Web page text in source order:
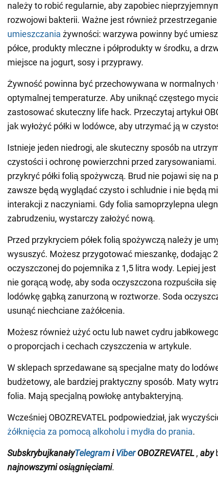
należy to robić regularnie, aby zapobiec
rozwojowi bakterii. Ważne jest również
umieszczania żywności: warzywa powinny być
półce, produkty mleczne i półprodukty w środku, a
miejsce na jogurt, sosy i przyprawy.
Żywność powinna być przechowywana w normalnych
optymalnej temperaturze. Aby uniknąć częstego
zastosować skuteczny life hack. Przeczytaj artykuł
jak wyłożyć półki w lodówce, aby utrzymać ją w
Istnieje jeden niedrogi, ale skuteczny sposób na
czystości i ochronę powierzchni przed
przykryć półki folią spożywczą. Brud nie pojawi się na
zawsze będą wyglądać czysto i schludnie i nie będą
interakcji z naczyniami. Gdy folia samoprzylepna
zabrudzeniu, wystarczy założyć nową.
Przed przykryciem półek folią spożywczą należy je
wysuszyć. Możesz przygotować mieszankę, dodając 2
oczyszczonej do pojemnika z 1,5 litra wody. Lepiej jest
nie gorącą wodę, aby soda oczyszczona rozpuściła
lodówkę gąbką zanurzoną w roztworze. Soda
usunąć niechciane zażółcenia.
Możesz również użyć octu lub nawet cydru
o proporcjach i cechach czyszczenia w artykule.
W sklepach sprzedawane są specjalne maty do
budżetowy, ale bardziej praktyczny sposób. Maty
folia. Mają specjalną powłokę antybakteryjną.
Wcześniej OBOZREVATEL podpowiedział, jak
żółknięcia za pomocą alkoholu i mydła do prania.
SubskrybujkanałyTelegramiViberOBOZREVATEL , aby
najnowszymi osiągnięciami.